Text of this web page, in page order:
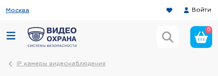
Москва Войти
0
IP камеры видеонаблюдения